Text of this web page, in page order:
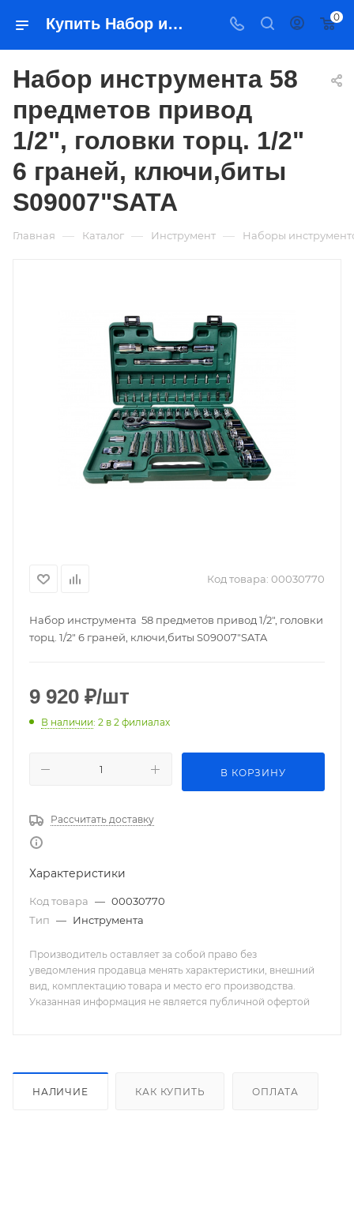
Купить Набор инструмента 58 предметов привод 1/2", головки торц. 1/2" 6 граней, ключи,биты S09007"SATA в Якутске — цена, характеристики, подбор | Востоктехторг 0
Набор инструмента 58
предметов привод
1/2", головки торц. 1/2"
6 граней, ключи,биты
S09007"SATA
Главная — Каталог — Инструмент — Наборы
Код товара: 00030770
Набор инструмента 58 предметов привод 1/2", головки
торц. 1/2" 6 граней, ключи,биты S09007"SATA
9 920 ₽/шт
В наличии: 2 в 2 филиалах
В КОРЗИНУ
Рассчитать доставку
Характеристики
Код товара — 00030770
Тип — Инструмента
Производитель оставляет за собой право без
уведомления продавца менять характеристики, внешний
вид, комплектацию товара и место его производства.
Указанная информация не является публичной офертой
НАЛИЧИЕ КАК КУПИТЬ ОПЛАТА